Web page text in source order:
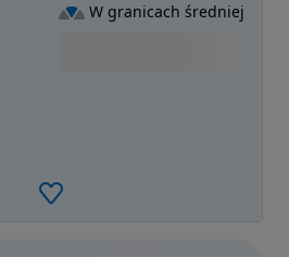
W granicach średniej